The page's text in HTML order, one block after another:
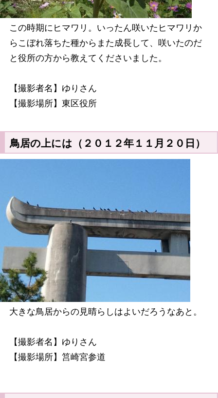
この時期にヒマワリ。いったん咲いたヒマワリか
らこぼれ落ちた種からまた成長して、咲いたのだ
と役所の方から教えてくださいました。
【撮影者名】ゆりさん
【撮影場所】東区役所
鳥居の上には（２０１２年１１月２０日）
大きな鳥居からの見晴らしはよいだろうなあと。
【撮影者名】ゆりさん
【撮影場所】筥崎宮参道